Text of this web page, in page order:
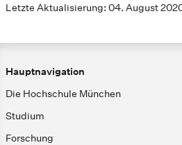
Letzte Aktualisierung: 04. August
Hauptnavigation
Die Hochschule München
Studium
Forschung